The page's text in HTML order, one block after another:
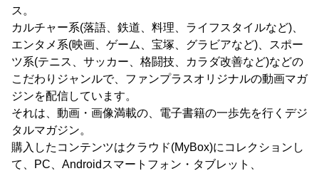
ス。
カルチャー系(落語、鉄道、料理、ライフスタイルなど)、
エンタメ系(映画、ゲーム、宝塚、グラビアなど)、スポー
ツ系(テニス、サッカー、格闘技、カラダ改善など)などの
こだわりジャンルで、ファンプラスオリジナルの動画マガ
ジンを配信しています。
それは、動画・画像満載の、電子書籍の一歩先を行くデジ
タルマガジン。
購入したコンテンツはクラウド(MyBox)にコレクションし
て、PC、Androidスマートフォン・タブレット、